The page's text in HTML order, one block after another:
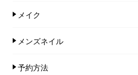
メイク
メンズネイル
予約方法